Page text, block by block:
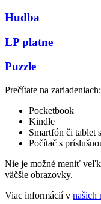
Hudba
LP platne
Puzzle
Prečítate na zariadeniach:
Pocketbook
Kindle
Smartfón či tablet
Počítač s
Nie je možné meniť
väčšie obrazovky.
Viac informácií v našich